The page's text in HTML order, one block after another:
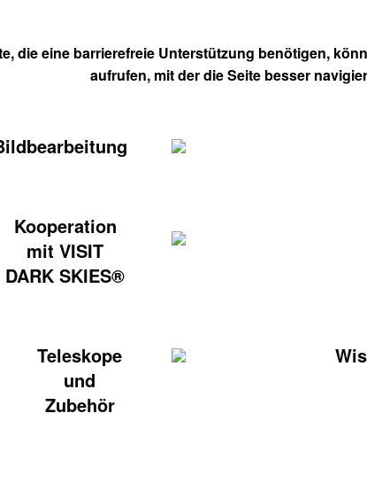
die eine barrierefreie Unterstützung benötigen,
aufrufen, mit der die Seite besser
Kooperation
mit VISIT
DARK SKIES®
Teleskope
und
Zubehör